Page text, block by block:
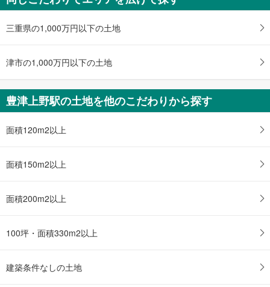
イ
ペ
に
存
す
る
三重県の1,000万円以下の土地
津市の1,000万円以下の土地
豊津上野駅の土地を他のこだわりから探す
面積120m2以上
面積150m2以上
面積200m2以上
100坪・面積330m2以上
建築条件なしの土地